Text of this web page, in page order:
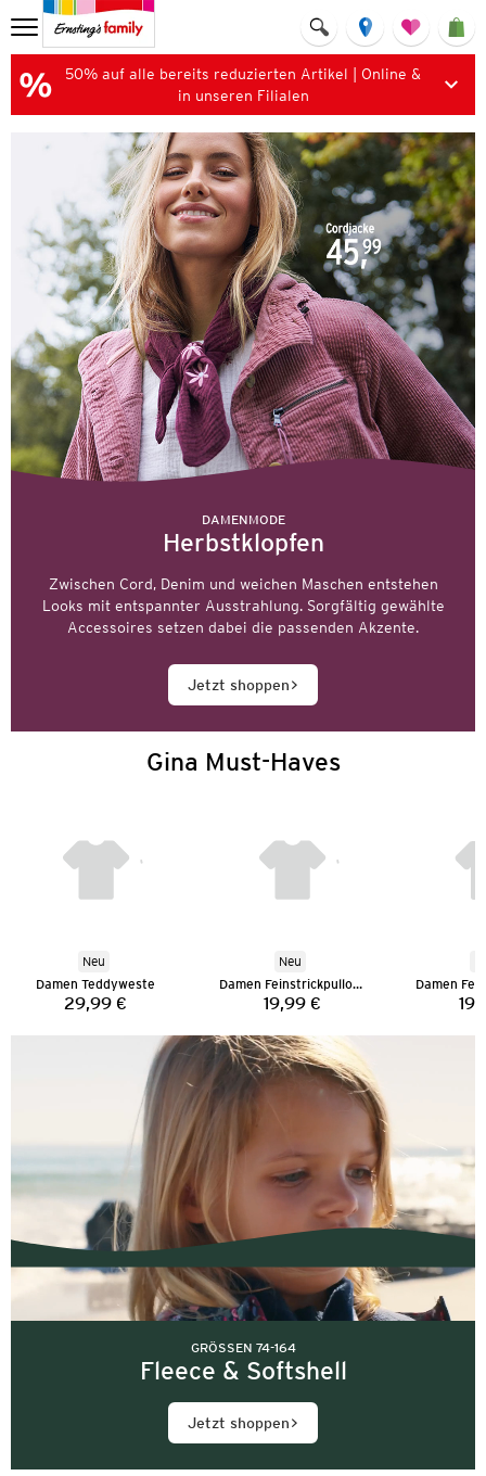
50% auf alle bereits reduzierten Artikel | Online &
in unseren Filialen
DAMENMODE
Herbstklopfen
Zwischen Cord, Denim und weichen Maschen entstehen
Looks mit entspannter Ausstrahlung. Sorgfältig gewählte
Accessoires setzen dabei die passenden Akzente.
Jetzt shoppen
Gina Must-Haves
Neu
Damen Teddyweste
Preis:
29,99 €
Neu
Damen Feinstrickpullover
Preis:
19,99 €
GRÖSSEN 74-164
Fleece & Softshell
Jetzt shoppen